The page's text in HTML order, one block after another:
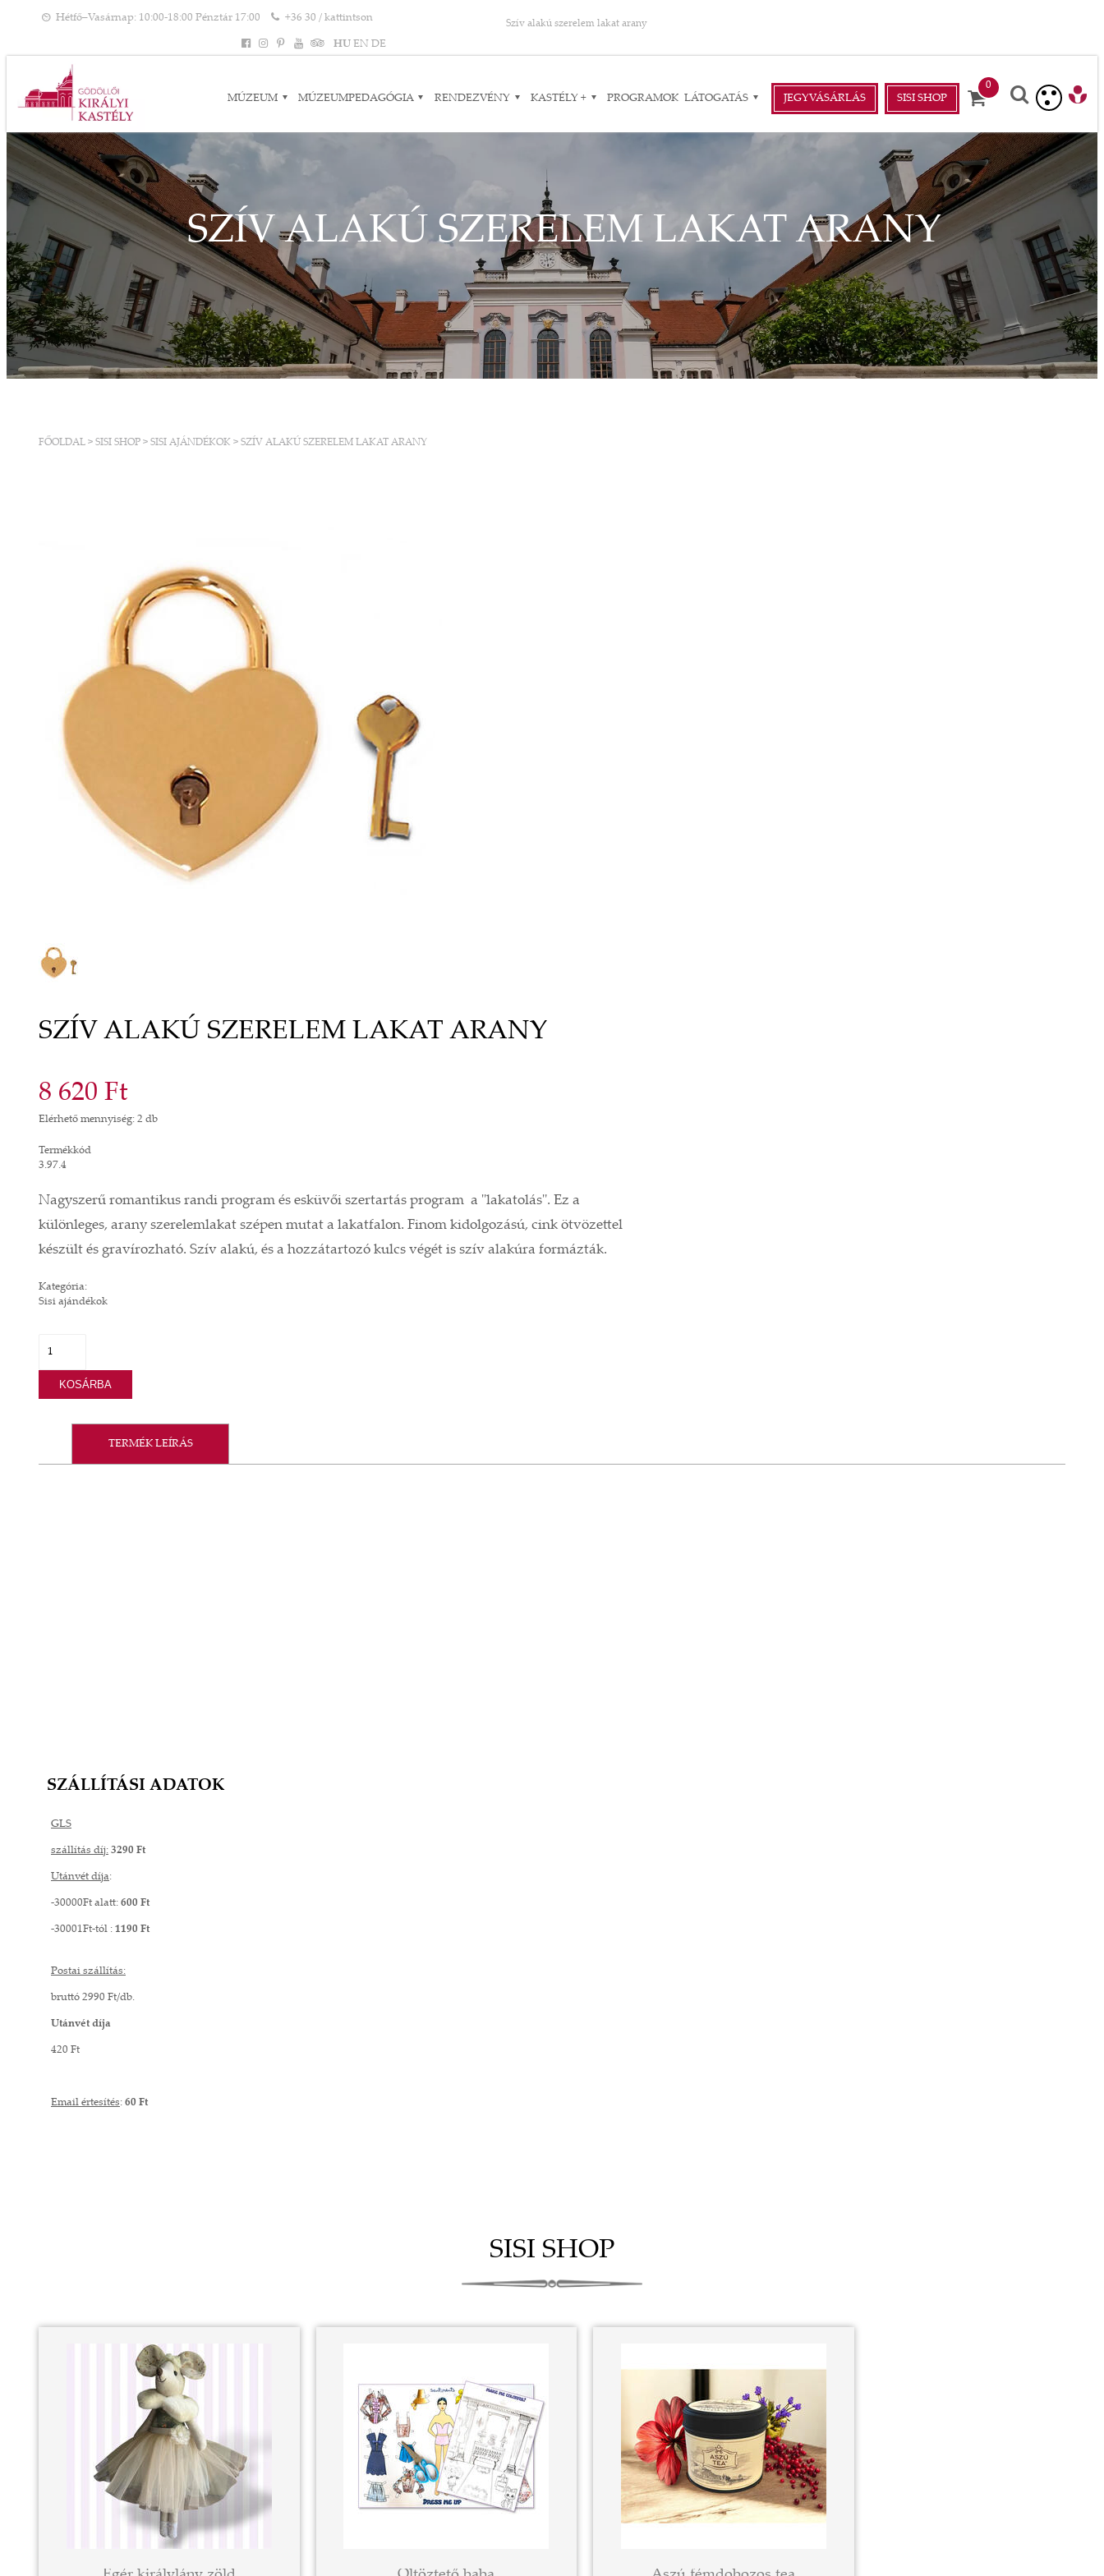
Hétfő–Vasárnap: 10:00-18:00 Pénztár 17:00 +36 30 / kattintson
Szív alakú szerelem lakat arany
HU EN DE
MÚZEUM MÚZEUMPEDAGÓGIA RENDEZVÉNY KASTÉLY + PROGRAMOK LÁTOGATÁS JEGYVÁSÁRLÁS SISI SHOP
SZÍV ALAKÚ SZERELEM LAKAT ARANY
FŐOLDAL > SISI SHOP > SISI AJÁNDÉKOK > SZÍV ALAKÚ SZERELEM LAKAT ARANY
SZÍV ALAKÚ SZERELEM LAKAT ARANY
8 620 Ft
Elérhető mennyiség: 2 db
Termékkód
3.97.4
Nagyszerű romantikus randi program és esküvői szertartás program a "lakatolás". Ez a
különleges, arany szerelemlakat szépen mutat a lakatfalon. Finom kidolgozású, cink ötvözettel
készült és gravírozható. Szív alakú, és a hozzátartozó kulcs végét is szív alakúra formázták.
Kategória:
Sisi ajándékok
KOSÁRBA
TERMÉK LEÍRÁS
SZÁLLÍTÁSI ADATOK
GLS
szállítás díj: 3290 Ft
Utánvét díja:
-30000Ft alatt: 600 Ft
-30001Ft-tól : 1190 Ft
Postai szállítás:
bruttó 2990 Ft/db.
Utánvét díja
420 Ft
Email értesítés: 60 Ft
SISI SHOP